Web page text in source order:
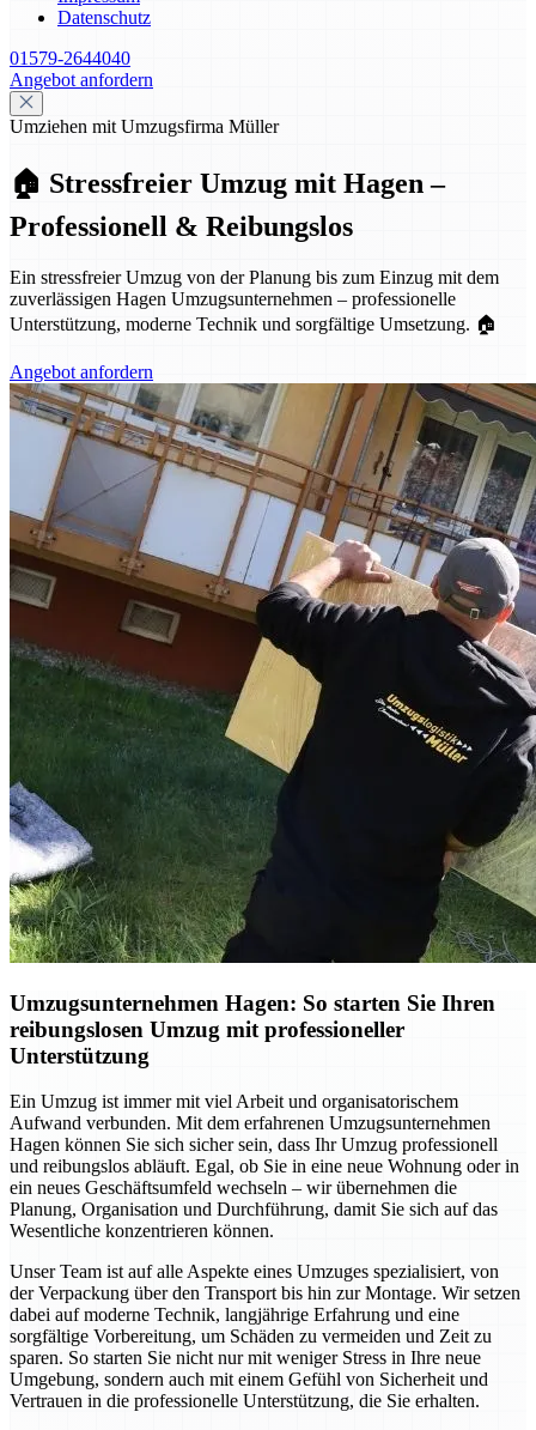
Datenschutz
01579-2644040
Angebot anfordern
Umziehen mit Umzugsfirma Müller
🏠 Stressfreier Umzug mit Hagen –
Professionell & Reibungslos
Ein stressfreier Umzug von der Planung bis zum Einzug mit dem
zuverlässigen Hagen Umzugsunternehmen – professionelle
Unterstützung, moderne Technik und sorgfältige Umsetzung. 🏠
Angebot anfordern
Umzugsunternehmen Hagen: So starten Sie Ihren
reibungslosen Umzug mit professioneller
Unterstützung
Ein Umzug ist immer mit viel Arbeit und organisatorischem
Aufwand verbunden. Mit dem erfahrenen Umzugsunternehmen
Hagen können Sie sich sicher sein, dass Ihr Umzug professionell
und reibungslos abläuft. Egal, ob Sie in eine neue Wohnung oder in
ein neues Geschäftsumfeld wechseln – wir übernehmen die
Planung, Organisation und Durchführung, damit Sie sich auf das
Wesentliche konzentrieren können.
Unser Team ist auf alle Aspekte eines Umzuges spezialisiert, von
der Verpackung über den Transport bis hin zur Montage. Wir setzen
dabei auf moderne Technik, langjährige Erfahrung und eine
sorgfältige Vorbereitung, um Schäden zu vermeiden und Zeit zu
sparen. So starten Sie nicht nur mit weniger Stress in Ihre neue
Umgebung, sondern auch mit einem Gefühl von Sicherheit und
Vertrauen in die professionelle Unterstützung, die Sie erhalten.